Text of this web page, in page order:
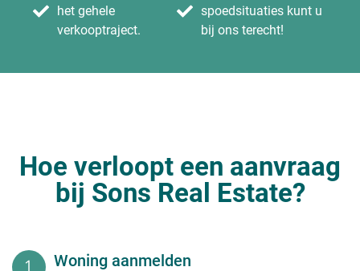
het gehele
verkooptraject.
spoedsituaties kunt u
bij ons terecht!
Hoe verloopt een aanvraag
bij Sons Real Estate?
Woning aanmelden